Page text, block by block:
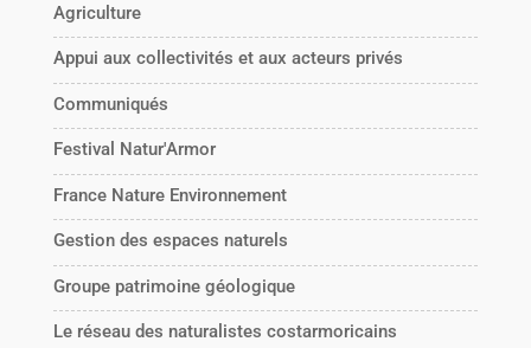
Agriculture
Appui aux collectivités et aux acteurs privés
Communiqués
Festival Natur'Armor
France Nature Environnement
Gestion des espaces naturels
Groupe patrimoine géologique
Le réseau des naturalistes costarmoricains